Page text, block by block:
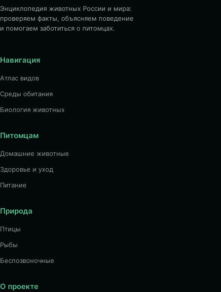
Энциклопедия животных России и мира:
проверяем факты, объясняем поведение
и помогаем заботиться о питомцах.
Навигация
Атлас видов
Среды обитания
Биология животных
Питомцам
Домашние животные
Здоровье и уход
Питание
Природа
Птицы
Рыбы
Беспозвоночные
О проекте